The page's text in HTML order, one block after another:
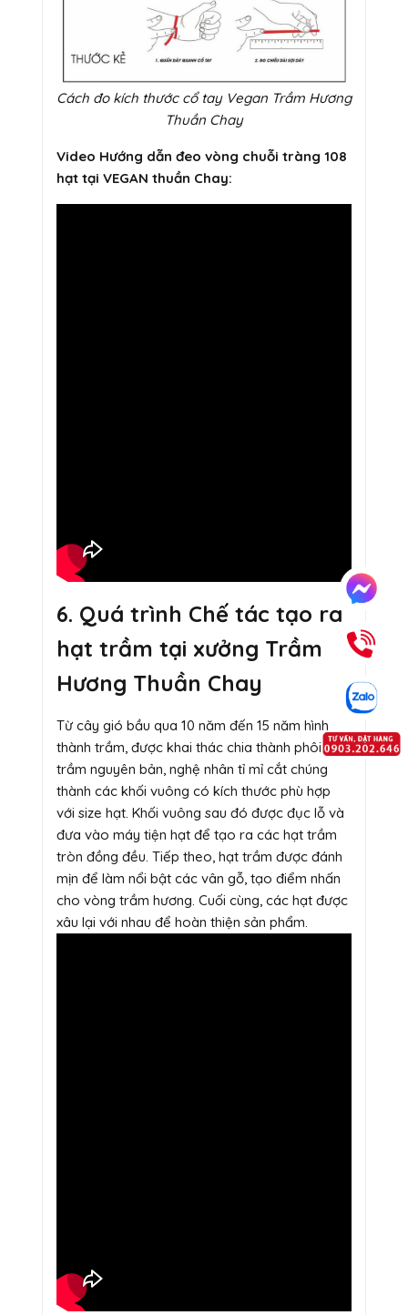
Cách đo kích thước cổ tay Vegan Trầm Hương
Thuần Chay
Video Hướng dẫn đeo vòng chuỗi tràng 108
hạt tại VEGAN thuần Chay:
6. Quá trình Chế tác tạo ra
hạt trầm tại xưởng Trầm
Hương Thuần Chay
Từ cây gió bầu qua 10 năm đến 15 năm hình
thành trầm, được khai thác chia thành phôi
trầm nguyên bản, nghệ nhân tỉ mỉ cắt chúng
thành các khối vuông có kích thước phù hợp
với size hạt. Khối vuông sau đó được đục lỗ và
đưa vào máy tiện hạt để tạo ra các hạt trầm
tròn đồng đều. Tiếp theo, hạt trầm được đánh
mịn để làm nổi bật các vân gỗ, tạo điểm nhấn
cho vòng trầm hương. Cuối cùng, các hạt được
xâu lại với nhau để hoàn thiện sản phẩm.